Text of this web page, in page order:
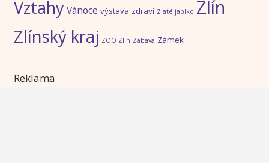
Vztahy Vánoce výstava zdraví Zlaté jablko Zlín
Zlínský kraj ZOO Zlín Zábava Zámek
Reklama